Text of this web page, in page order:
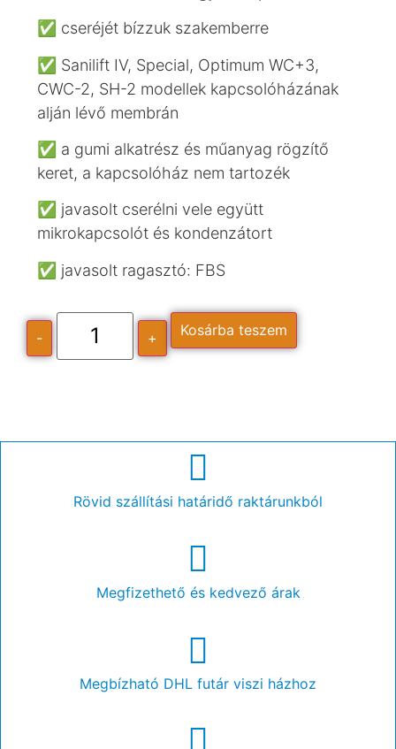
✅ cseréjét bízzuk szakemberre
✅ Sanilift IV, Special, Optimum WC+3,
CWC-2, SH-2 modellek kapcsolóházának
alján lévő membrán
✅ a gumi alkatrész és műanyag rögzítő
keret, a kapcsolóház nem tartozék
✅ javasolt cserélni vele együtt
mikrokapcsolót és kondenzátort
✅ javasolt ragasztó: FBS
- + Kosárba teszem
Rövid szállítási határidő raktárunkból
Megfizethető és kedvező árak
Megbízható DHL futár viszi házhoz